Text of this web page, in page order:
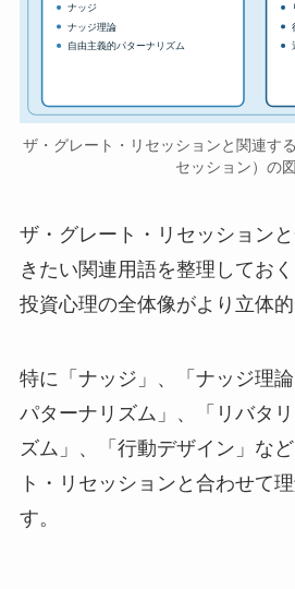
ナッジ
ナッジ理論
自由主義的パターナリズム
ザ・グレート・リセッションと関連す
セッション）の
ザ・グレート・リセッション
きたい関連用語を整理してお
投資心理の全体像がより立体的
特に「ナッジ」、「ナッジ理
パターナリズム」、「リバタ
ズム」、「行動デザイン」な
ト・リセッションと合わせて
す。